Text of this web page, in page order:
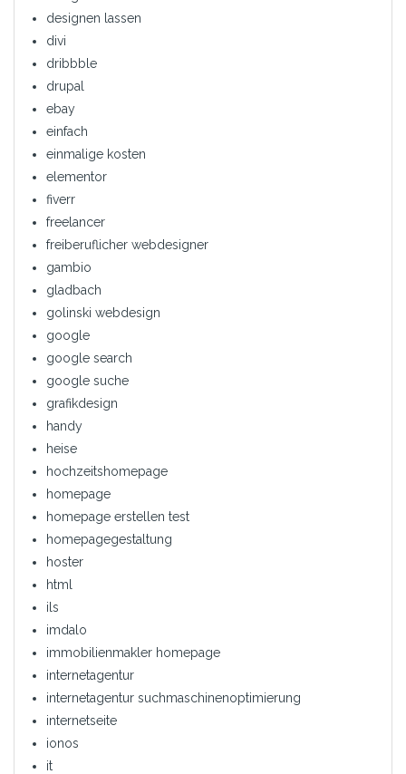
designen lassen
divi
dribbble
drupal
ebay
einfach
einmalige kosten
elementor
fiverr
freelancer
freiberuflicher webdesigner
gambio
gladbach
golinski webdesign
google
google search
google suche
grafikdesign
handy
heise
hochzeitshomepage
homepage
homepage erstellen test
homepagegestaltung
hoster
html
ils
imdalo
immobilienmakler homepage
internetagentur
internetagentur suchmaschinenoptimierung
internetseite
ionos
it